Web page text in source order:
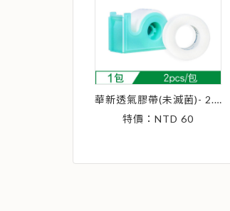
華新透氣膠帶(未滅菌)- 2.5CM*9.14M (2個紙膠 1個切台)
特價：NTD 60